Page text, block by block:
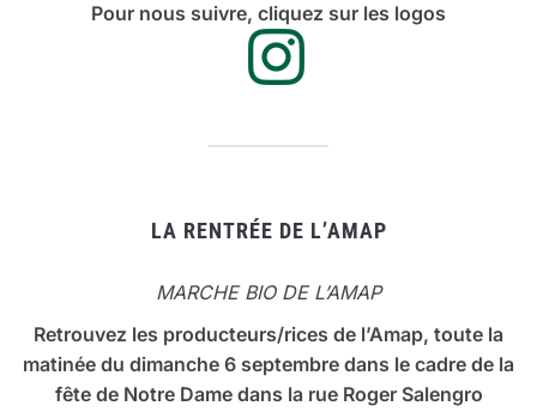
Pour nous suivre, cliquez sur les logos
LA RENTRÉE DE L’AMAP
MARCHE BIO DE L’AMAP
Retrouvez les producteurs/rices de l’Amap, toute la
matinée du dimanche 6 septembre dans le cadre de la
fête de Notre Dame dans la rue Roger Salengro